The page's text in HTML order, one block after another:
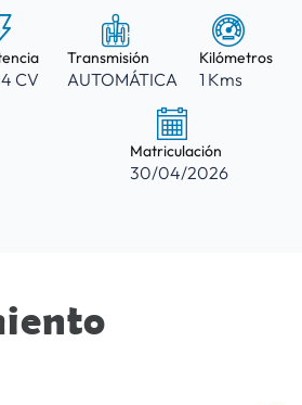
CV
Transmisión
AUTOMÁTICA
Kilómetros
1 Kms
Matriculación
30/04/2026